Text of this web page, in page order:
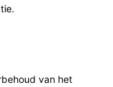
van het